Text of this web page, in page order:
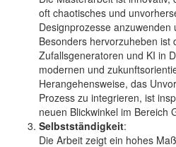
oft chaotisches und
Designprozesse anzuwenden
Besonders hervorzuheben ist
Zufallsgeneratoren und KI in
modernen und
Herangehensweise, das
Prozess zu integrieren, ist
neuen Blickwinkel im Bereich
Selbstständigkeit:
Die Arbeit zeigt ein hohes